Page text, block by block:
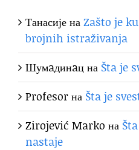
ТанасијенаZašto je
brojnih istraživanja
Шумaдинaцна Šta je
Profesorна Šta je
Zirojević Marko на
nastaje